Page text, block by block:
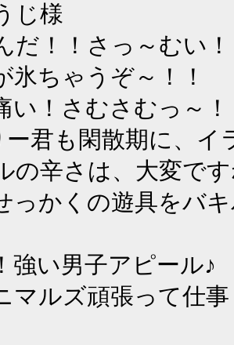
じ様
だ！！さっ～むい！
氷ちゃうぞ～！！
い！さむさむっ～
ー君も閑散期に、イ
の辛さは、大変で
っかくの遊具をバ
強い男子アピール♪
マルズ頑張って仕